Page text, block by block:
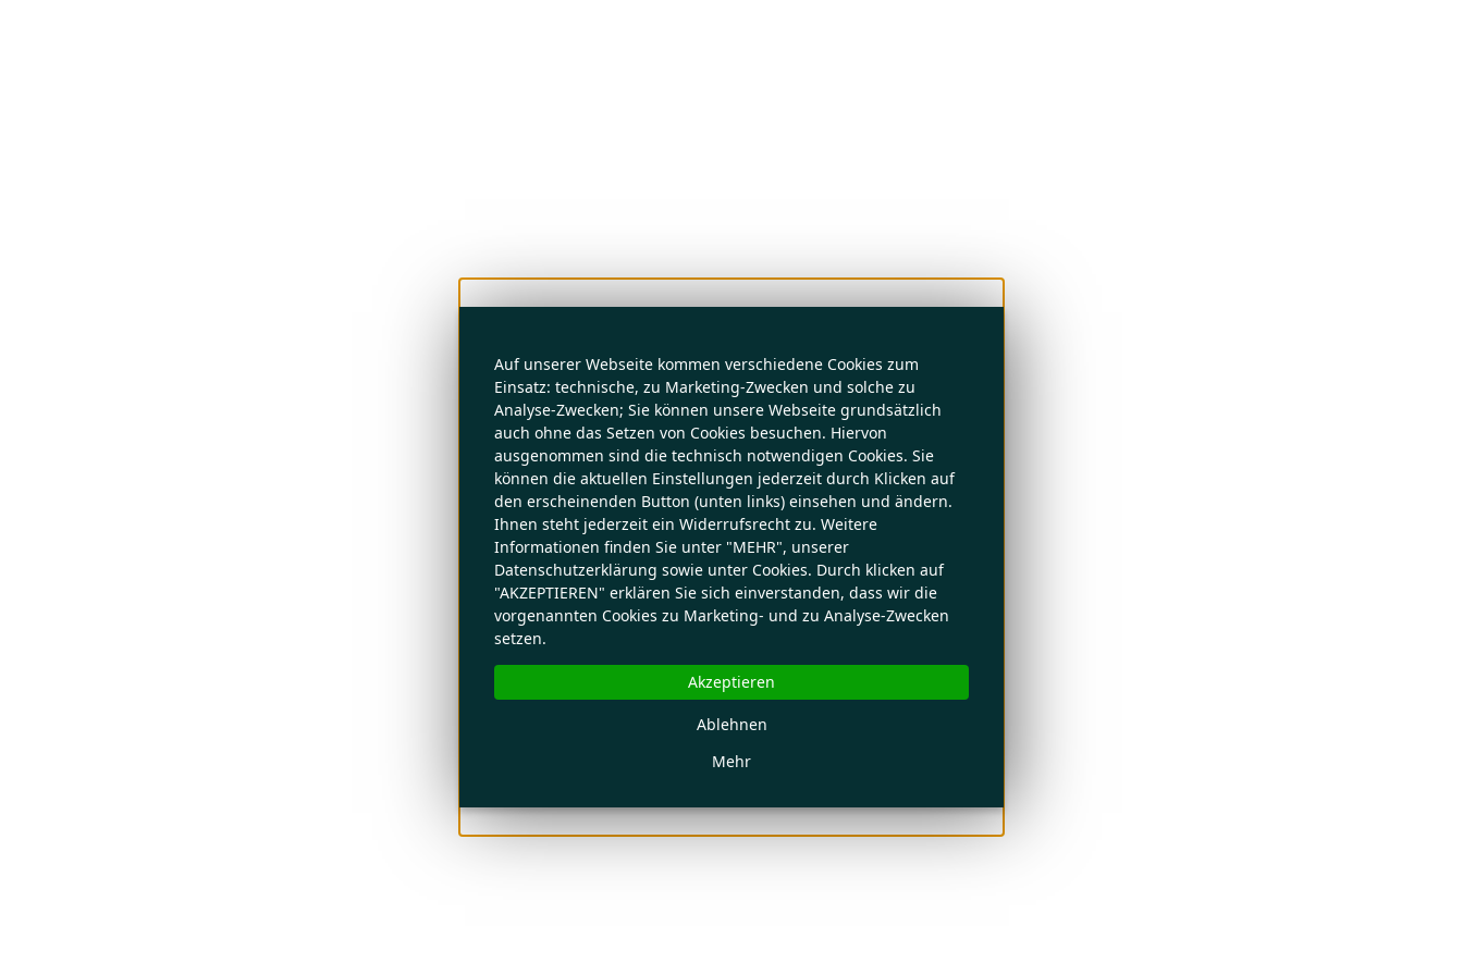
Auf unserer Webseite kommen verschiedene Cookies zum
Einsatz: technische, zu Marketing-Zwecken und solche zu
Analyse-Zwecken; Sie können unsere Webseite grundsätzlich
auch ohne das Setzen von Cookies besuchen. Hiervon
ausgenommen sind die technisch notwendigen Cookies. Sie
können die aktuellen Einstellungen jederzeit durch Klicken auf
den erscheinenden Button (unten links) einsehen und ändern.
Ihnen steht jederzeit ein Widerrufsrecht zu. Weitere
Informationen finden Sie unter "MEHR", unserer
Datenschutzerklärung sowie unter Cookies. Durch klicken auf
"AKZEPTIEREN" erklären Sie sich einverstanden, dass wir die
vorgenannten Cookies zu Marketing- und zu Analyse-Zwecken
setzen.
Mehr
Ablehnen
Akzeptieren